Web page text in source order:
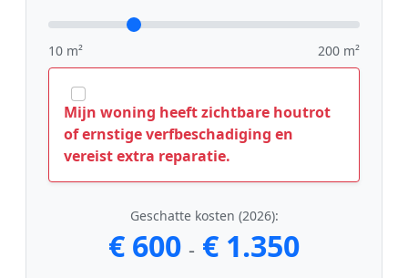
10 m² 200 m²
Mijn woning heeft zichtbare houtrot
of ernstige verfbeschadiging en
vereist extra reparatie.
Geschatte kosten (2026):
€ 600 - € 1.350